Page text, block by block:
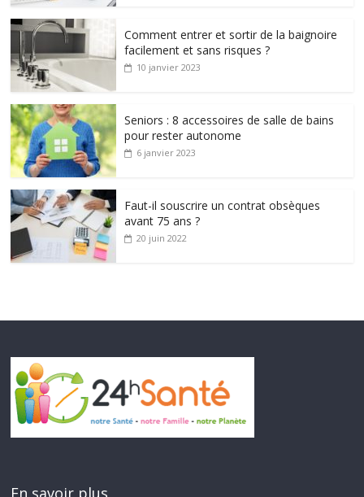
Comment entrer et sortir de la baignoire
facilement et sans risques ?
10 janvier 2023
Seniors : 8 accessoires de salle de bains
pour rester autonome
6 janvier 2023
Faut-il souscrire un contrat obsèques
avant 75 ans ?
20 juin 2022
En savoir plus